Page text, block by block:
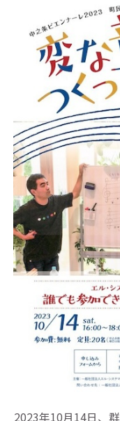
2023年10月14日、